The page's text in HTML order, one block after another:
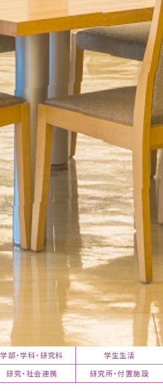
学部・学科・研究科
学生生活
研究・社会連携 研究所・付置施設